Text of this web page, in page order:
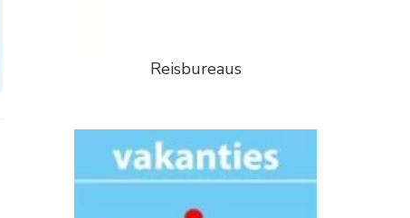
Reisbureaus